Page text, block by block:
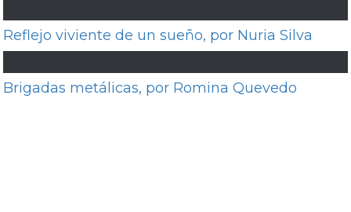
Reflejo viviente de un sueño, por Nuria Silva
Brigadas metálicas, por Romina Quevedo